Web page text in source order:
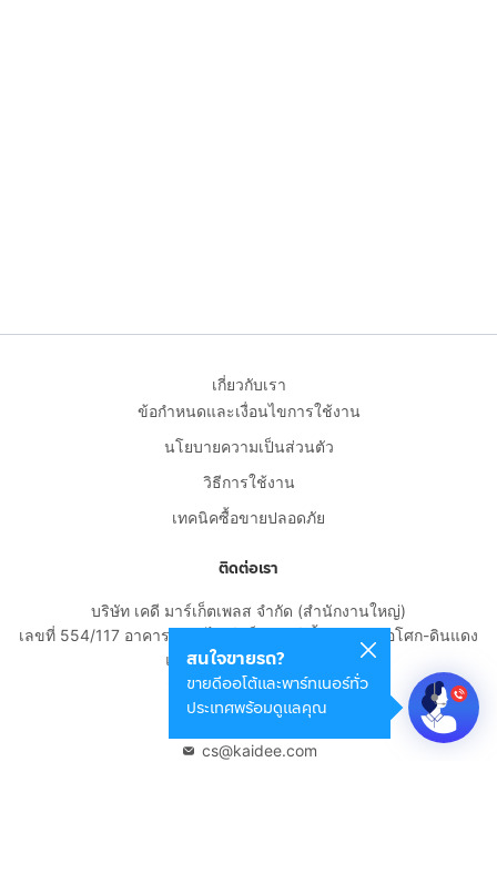
สนใจขายรถ?
ขายดีออโต้และพาร์ทเนอร์ทั่ว
ประเทศพร้อมดูแลคุณ
เกี่ยวกับเรา
ข้อกำหนดและเงื่อนไขการใช้งาน
นโยบายความเป็นส่วนตัว
วิธีการใช้งาน
เทคนิคซื้อขายปลอดภัย
ติดต่อเรา
บริษัท เคดี มาร์เก็ตเพลส จำกัด (สำนักงานใหญ่)
เลขที่ 554/117 อาคารสกายไนน์ เซ็นเตอร์ ชั้น 22 ถนนอโศก-ดินแดง
แขวงดินแดง เขตดินแดง
กรุงเทพมหานคร 10400
cs@kaidee.com